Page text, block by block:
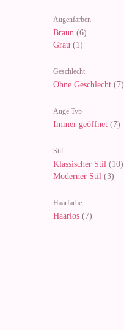
Augenfarben
Braun (6)
Grau (1)
Geschlecht
Ohne Geschlecht (7)
Auge Typ
Immer geöffnet (7)
Stil
Klassischer Stil (10)
Moderner Stil (3)
Haarfarbe
Haarlos (7)